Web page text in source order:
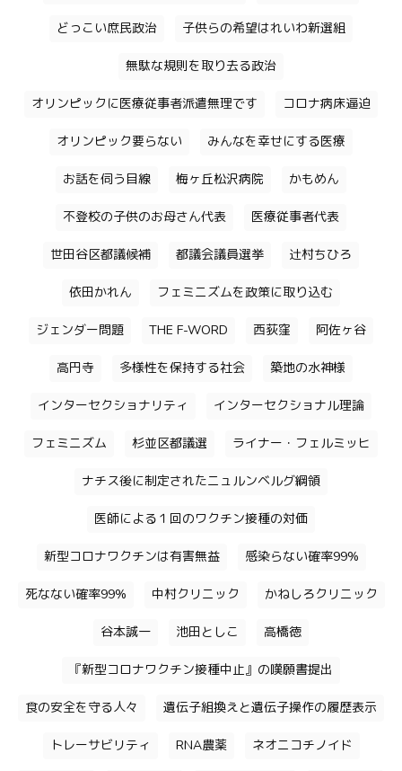
どっこい庶民政治 子供らの希望はれいわ新選組
無駄な規則を取り去る政治
オリンピックに医療従事者派遣無理です コロナ病床逼迫
オリンピック要らない みんなを幸せにする医療
お話を伺う目線 梅ヶ丘松沢病院 かもめん
不登校の子供のお母さん代表 医療従事者代表
世田谷区都議候補 都議会議員選挙 辻村ちひろ
依田かれん フェミニズムを政策に取り込む
ジェンダー問題 THE F-WORD 西荻窪 阿佐ヶ谷
高円寺 多様性を保持する社会 築地の水神様
インターセクショナリティ インターセクショナル理論
フェミニズム 杉並区都議選 ライナー・フェルミッヒ
ナチス後に制定されたニュルンベルグ綱領
医師による１回のワクチン接種の対価
新型コロナワクチンは有害無益 感染らない確率99%
死なない確率99% 中村クリニック かねしろクリニック
谷本誠一 池田としこ 高橋徳
『新型コロナワクチン接種中止』の嘆願書提出
食の安全を守る人々 遺伝子組換えと遺伝子操作の履歴表示
トレーサビリティ RNA農薬 ネオニコチノイド